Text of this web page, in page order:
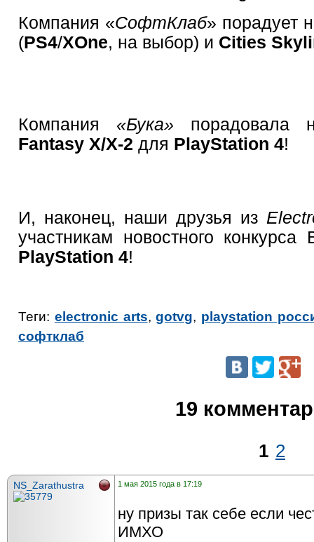
Компания «СофтКлаб» порадует
(PS4/XOne, на выбор) и Cities
Компания «Бука» порадовала
Fantasy X/X-2 для PlayStation 4!
И, наконец, наши друзья из
участникам новостного
PlayStation 4!
Теги: electronic arts,gotvg, playstation
софтклаб
19
1 2
NS_Zarathustra 1 мая 2015 года в 17:19
ну призы так себе если
ИМХО